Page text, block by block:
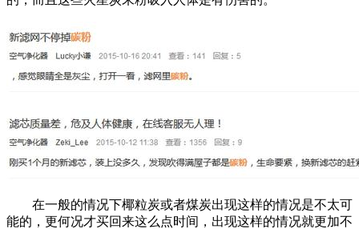
在一般的情况下椰粒炭或者煤炭出现这样的情况是不太可
能的，更何况才买回来这么点时间，出现这样的情况就更加不